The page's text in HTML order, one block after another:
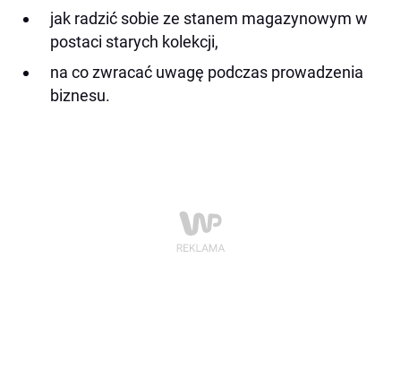
jak radzić sobie ze stanem magazynowym w
postaci starych kolekcji,
na co zwracać uwagę podczas prowadzenia
biznesu.